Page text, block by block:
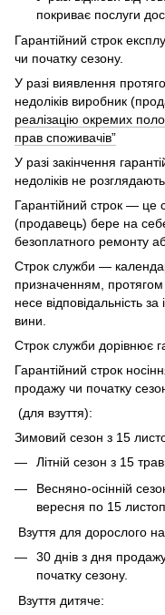
покриває послуги
Гарантійний строк
чи початку сезону.
У разі виявлення
недоліків виробник
реалізацію окремих
прав споживачів”
У разі закінчення
недоліків не
Гарантійний строк — це
(продавець) бере на
безоплатного ремонту
Строк служби —
призначенням, протягом
несе відповідальність
вини.
Строк служби дорівнює
Гарантійний строк
продажу чи початку
(для взуття):
Зимовий сезон з 15
Літній сезон з 15
Весняно-осінній
вересня по 15
Взуття для дорослого
30 днів з дня
початку сезону.
Взуття дитяче: